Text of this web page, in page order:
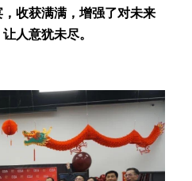
收获满满，增强了对未来
人意犹未尽。